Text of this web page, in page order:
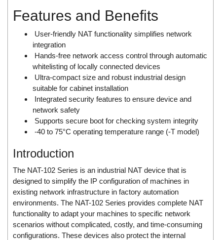
Donghwa Valve
Dongkun
Dosing Pump
DR. NEUMANN Peltier-Technik
Driesen Kern
Dropsa Vietnam
DSTI
Duclean
Dukin Besko
Dunkermotoren
Durag
Dwyer
DYH
Features and Benefits
User-friendly NAT functionality simplifies network
integration
Hands-free network access control through automatic
whitelisting of locally connected devices
Ultra-compact size and robust industrial design
suitable for cabinet installation
Integrated security features to ensure device and
network safety
Supports secure boot for checking system integrity
-40 to 75°C operating temperature range (-T model)
Introduction
The NAT-102 Series is an industrial NAT device that is
designed to simplify the IP configuration of machines in
existing network infrastructure in factory automation
environments. The NAT-102 Series provides complete NAT
functionality to adapt your machines to specific network
scenarios without complicated, costly, and time-consuming
configurations. These devices also protect the internal